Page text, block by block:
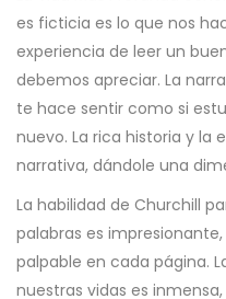
es ficticia es lo que nos
experiencia de leer un
debemos apreciar. La
te hace sentir como si
nuevo. La rica historia y la
narrativa, dándole una
La habilidad de Churchill
palabras es
palpable en cada página.
nuestras vidas es